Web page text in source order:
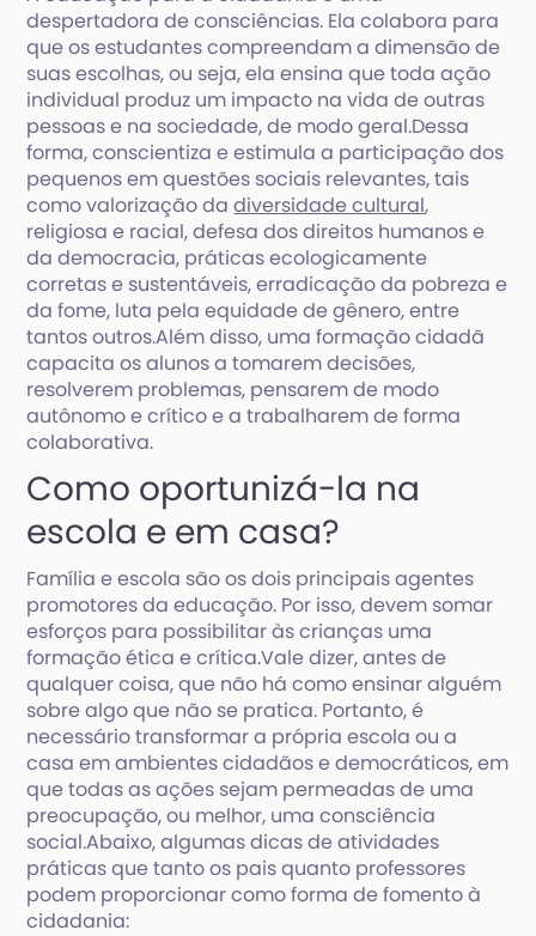
despertadora de consciências. Ela colabora para
que os estudantes compreendam a dimensão de
suas escolhas, ou seja, ela ensina que toda ação
individual produz um impacto na vida de outras
pessoas e na sociedade, de modo geral.Dessa
forma, conscientiza e estimula a participação dos
pequenos em questões sociais relevantes, tais
como valorização dadiversidade cultural,
religiosa e racial, defesa dos direitos humanos e
da democracia, práticas ecologicamente
corretas e sustentáveis, erradicação da pobreza e
da fome, luta pela equidade de gênero, entre
tantos outros.Além disso, uma formação cidadã
capacita os alunos a tomarem decisões,
resolverem problemas, pensarem de modo
autônomo e crítico e a trabalharem de forma
colaborativa.
Como oportunizá-la na
escola e em casa?
Família e escola são os dois principais agentes
promotores da educação. Por isso, devem somar
esforços para possibilitar às crianças uma
formação ética e crítica.Vale dizer, antes de
qualquer coisa, que não há como ensinar alguém
sobre algo que não se pratica. Portanto, é
necessário transformar a própria escola ou a
casa em ambientes cidadãos e democráticos, em
que todas as ações sejam permeadas de uma
preocupação, ou melhor, uma consciência
social.Abaixo, algumas dicas de atividades
práticas que tanto os pais quanto professores
podem proporcionar como forma de fomento à
cidadania: